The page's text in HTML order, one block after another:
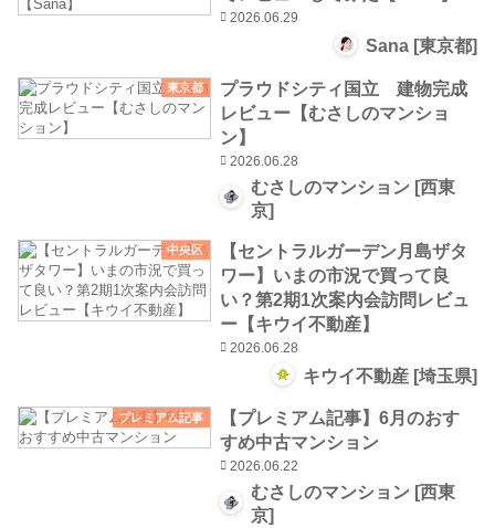
2026.06.29
Sana [東京都]
東京都
プラウドシティ国立 建物完成
レビュー【むさしのマンショ
ン】
2026.06.28
むさしのマンション [西東
京]
中央区
【セントラルガーデン月島ザタ
ワー】いまの市況で買って良
い？第2期1次案内会訪問レビュ
ー【キウイ不動産】
2026.06.28
キウイ不動産 [埼玉県]
プレミアム記事
【プレミアム記事】6月のおす
すめ中古マンション
2026.06.22
むさしのマンション [西東
京]